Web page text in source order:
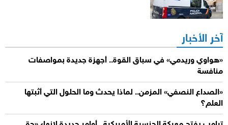
آخر الأخبار
«هواوي وريدمي» في سباق القوة.. أجهزة جديدة بمواصفات
منافسة
«الصداع النصفي» المزمن.. لماذا يحدث وما الحلول التي أثبتها
العلم؟